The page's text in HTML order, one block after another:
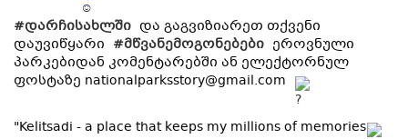
#დარჩისახლში და გაგვიზიარეთ თქვენი
დაუვიწყარი #მწვანემოგონებები ეროვნული
პარკებიდან კომენტარებში ან ელექტორნულ
ფოსტაზე nationalparksstory@gmail.com
"Kelitsadi - a place that keeps my millions of memories